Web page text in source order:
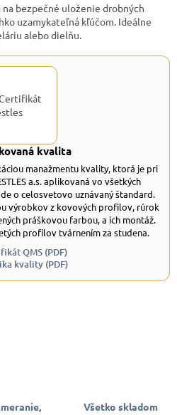
bezpečné uloženie drobných
uzamykateľná kľúčom. Ideálne
alebo dielňu.
kvalita
manažmentu kvality, ktorá je pri
a.s. aplikovaná vo všetkých
o celosvetovo uznávaný štandard.
výrobkov z kovových profilov, rúrok
práškovou farbou, a ich montáž.
profilov tvárnením za studena.
QMS (PDF)
kvality (PDF)
Všetko skladom